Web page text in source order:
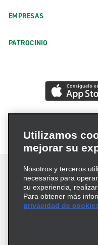
EMPRESAS
PATROCINIO
Términos de uso
© 2026 Enterprise
Utilizamos
mejorar su
Nosotros y terceros
necesarias para
su experiencia,
Para obtener más
privacidad de